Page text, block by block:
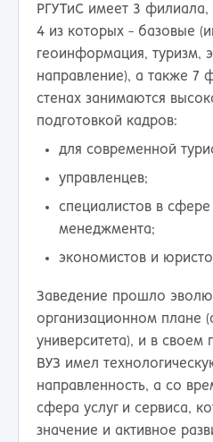
РГУТиС имеет 3 филиала,
4 из которых - базовые
геоинформация, туризм,
направление), а также 7
стенах занимаются
подготовкой кадров:
для современной
управленцев;
специалистов в сфере
менеджмента;
экономистов и
Заведение прошло
организационном плане
университета), и в
ВУЗ имел
направленность, а со
сфера услуг и сервиса,
значение и активное